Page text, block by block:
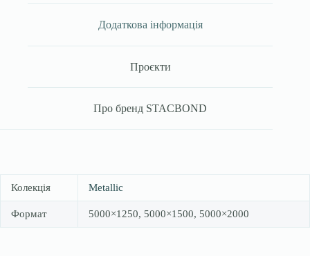
Додаткова інформація
Проєкти
Про бренд STACBOND
Колекція Metallic
Формат 5000×1250, 5000×1500, 5000×2000